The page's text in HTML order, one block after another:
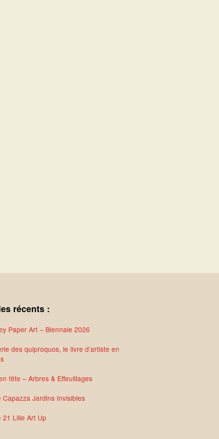
récents :
Paper Art – Biennale 2026
des quiproquos, le livre d’artiste en
fête – Arbres & Effeuillages
Capazza Jardins Invisibles
21 Lille Art Up